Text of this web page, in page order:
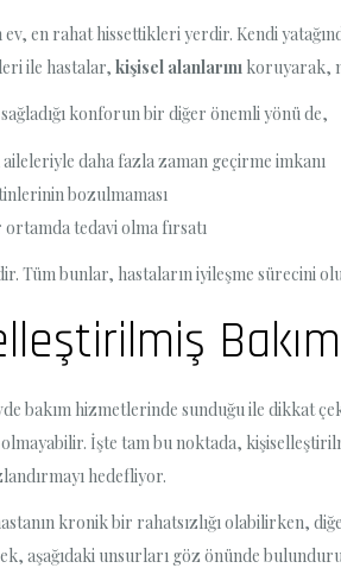
en rahat hissettikleri yerdir. Kendi
ile hastalar, kişisel alanlarını koruyarak,
sağladığı konforun bir diğer önemli yönü de,
aileleriyle daha fazla zaman geçirme imkanı
bozulmaması
tedavi olma fırsatı
Tüm bunlar, hastaların iyileşme sürecini
bakım hizmetlerinde sunduğu ile dikkat
İşte tam bu noktada,
hedefliyor.
kronik bir rahatsızlığı olabilirken,
aşağıdaki unsurları göz önünde